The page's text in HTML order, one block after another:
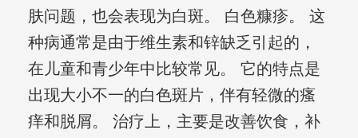
肤问题，也会表现为白斑。 白色糠疹。 这
种病通常是由于维生素和锌缺乏引起的，
在儿童和青少年中比较常见。 它的特点是
出现大小不一的白色斑片，伴有轻微的瘙
痒和脱屑。 治疗上，主要是改善饮食，补